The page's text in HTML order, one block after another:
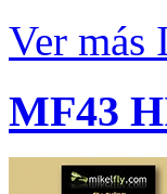
Ver
MF43